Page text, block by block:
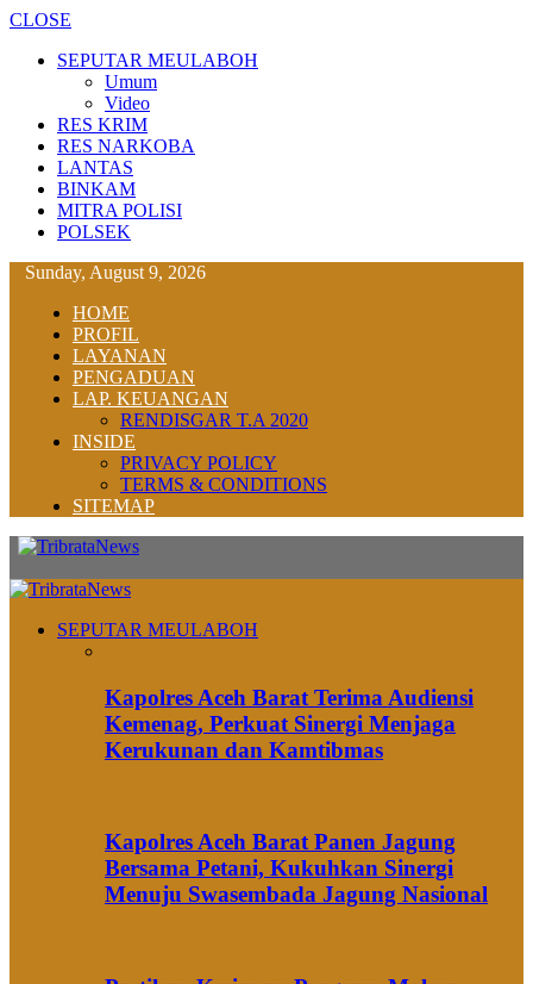
CLOSE
SEPUTAR MEULABOH
Umum
Video
RES KRIM
RES NARKOBA
LANTAS
BINKAM
MITRA POLISI
POLSEK
Sunday, August 9, 2026
HOME
PROFIL
LAYANAN
PENGADUAN
LAP. KEUANGAN
RENDISGAR T.A 2020
INSIDE
PRIVACY POLICY
TERMS & CONDITIONS
SITEMAP
SEPUTAR MEULABOH
Kapolres Aceh Barat Terima Audiensi
Kemenag, Perkuat Sinergi Menjaga
Kerukunan dan Kamtibmas
Kapolres Aceh Barat Panen Jagung
Bersama Petani, Kukuhkan Sinergi
Menuju Swasembada Jagung Nasional